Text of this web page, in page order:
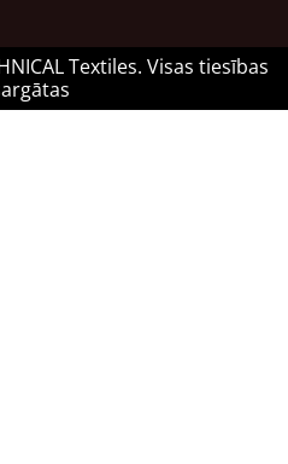
Textiles. Visas tiesības